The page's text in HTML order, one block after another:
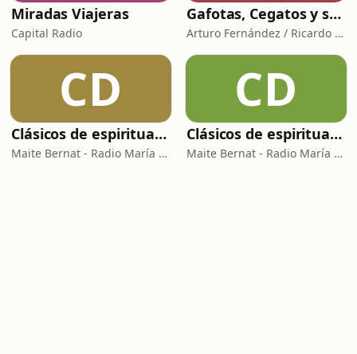
Miradas Viajeras
Capital Radio
Gafotas, Cegatos y sus Aparatos - Podcast
Arturo Fernández / Ricardo Abad
CD
Clásicos de espiritualidad: El arte de aprovechar nuestras faltas
Maite Bernat - Radio María España
CD
Clásicos de espiritualidad: El combate espiritual
Maite Bernat - Radio María ESP